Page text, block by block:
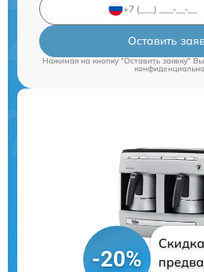
Оставить
Нажимая на кнопку "Оставить заявку"
-20%